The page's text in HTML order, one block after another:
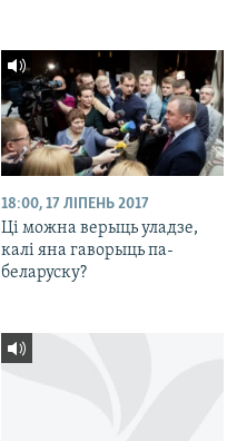
18:00, 17 ЛІПЕНЬ 2017
Ці можна верыць уладзе,
калі яна гаворыць па-
беларуску?